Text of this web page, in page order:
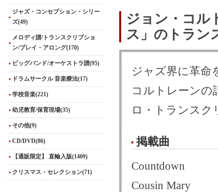
ジャズ・コンセプション・シリー
ズ(49)
メロディ譜/トランスクリプショ
ン/プレイ・アロング(170)
ビッグバンド/オーケストラ譜(95)
ドラムサークル 音楽療法(17)
学校音楽(221)
幼児教育/保育現場(35)
その他(9)
CD/DVD(86)
【通販限定】 直輸入版(1409)
クリスマス・セレクション(71)
ジョン・コル
ス」のトラン
ジャズ界に革命
コルトレーンの
ロ・トランスク
掲載曲
Countdown
Cousin Mary